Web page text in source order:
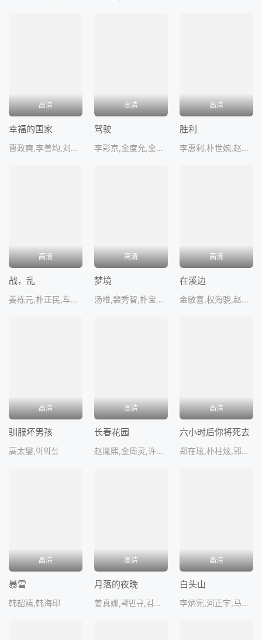
高清
幸福的国家
曹政奭,李善均,刘在明
高清
驾驶
李彩京,金度允,金惠娜,朴柱炫,郑雄
高清
胜利
李惠利,朴世婉,赵雅兰,崔智秀,白遐
高清
战，乱
姜栋元,朴正民,车胜元,金新绿,陈善
高清
梦境
汤唯,裴秀智,朴宝剑,郑裕美,崔宇
高清
在溪边
金敏喜,权海骁,赵允熙
高清
驯服坏男孩
高太燮,이의섭
高清
长春花园
赵胤熙,金周灵,许栋元,郑仁谦
高清
六小时后你将死去
郑在玹,朴柱炫,郭时旸
高清
暴雪
韩韶禧,韩海印
高清
月落的夜晚
姜真娜,곽민규,김금순,安昭希
高清
白头山
李炳宪,河正宇,马东锡,全慧珍,裴秀智